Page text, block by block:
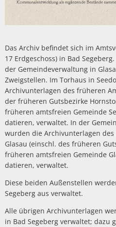
Das Archiv befindet sich im
17 Erdgeschoss) in Bad
der Gemeindeverwaltung in
Zweigstellen. Im Torhaus in
Archivunterlagen des früheren
der früheren Gutsbezirke
früheren amtsfreien Gemeinde
datieren, verwaltet. In der
wurden die Archivunterlagen
Glasau (einschl. des früheren
früheren amtsfreien Gemeinde
datieren, verwaltet.
Diese beiden Außenstellen
Segeberg aus verwaltet.
Alle übrigen Archivunterlagen
in Bad Segeberg verwaltet; dazu